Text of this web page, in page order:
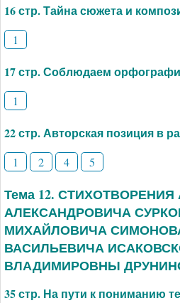
16 стр. Тайна сюжета и
1
17 стр. Соблюдаем
1
22 стр. Авторская позиция в
1 2 4 5
Тема 12.
АЛЕКСАНДРОВИЧА
МИХАЙЛОВИЧА
ВАСИЛЬЕВИЧА
ВЛАДИМИРОВНЫ
35 стр. На пути к пониманию